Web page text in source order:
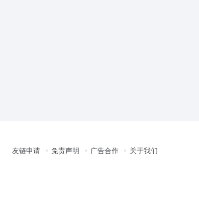
友链申请 免责声明 广告合作 关于我们